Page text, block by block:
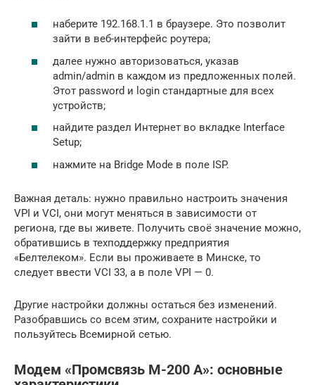
наберите 192.168.1.1 в браузере. Это позволит
зайти в веб-интерфейс роутера;
далее нужно авторизоваться, указав
admin/admin в каждом из предложенных полей.
Этот password и login стандартные для всех
устройств;
найдите раздел Интернет во вкладке Interface
Setup;
нажмите на Bridge Mode в поле ISP.
Важная деталь: нужно правильно настроить значения
VPI и VCI, они могут меняться в зависимости от
региона, где вы живете. Получить своё значение можно,
обратившись в техподдержку предприятия
«Белтелеком». Если вы проживаете в Минске, то
следует ввести VCI 33, а в поле VPI — 0.
Другие настройки должны остаться без изменений.
Разобравшись со всем этим, сохраните настройки и
пользуйтесь Всемирной сетью.
Модем «Промсвязь М-200 А»: основные